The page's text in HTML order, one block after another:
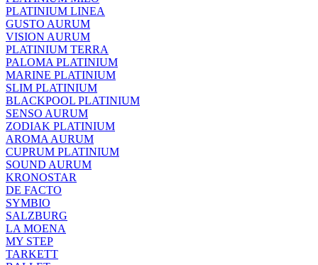
PLATINIUM LINEA
GUSTO AURUM
VISION AURUM
PLATINIUM TERRA
PALOMA PLATINIUM
MARINE PLATINIUM
SLIM PLATINIUM
BLACKPOOL PLATINIUM
SENSO AURUM
ZODIAK PLATINIUM
AROMA AURUM
CUPRUM PLATINIUM
SOUND AURUM
KRONOSTAR
DE FACTO
SYMBIO
SALZBURG
LA MOENA
MY STEP
TARKETT